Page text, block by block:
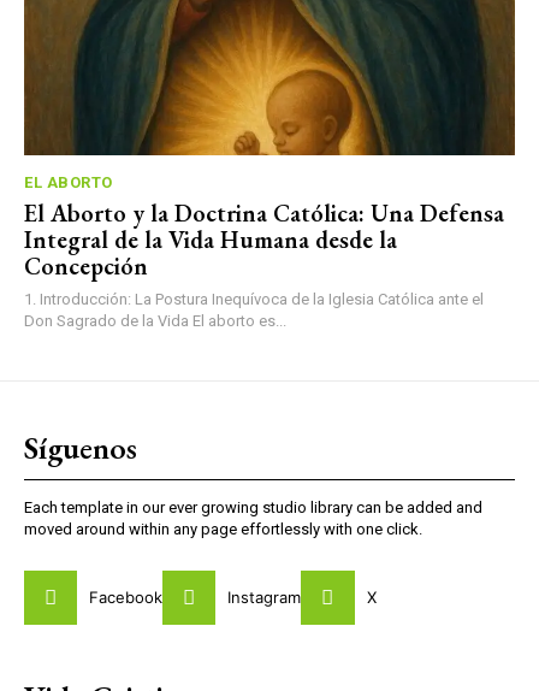
EL ABORTO
El Aborto y la Doctrina Católica: Una Defensa
Integral de la Vida Humana desde la
Concepción
1. Introducción: La Postura Inequívoca de la Iglesia Católica ante el
Don Sagrado de la Vida El aborto es...
Síguenos
Each template in our ever growing studio library can be added and
moved around within any page effortlessly with one click.
Facebook Instagram X